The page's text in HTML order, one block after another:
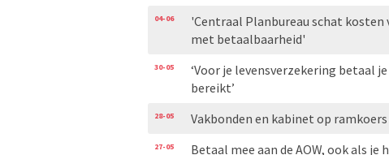
04-06
'Centraal Planbureau schat
met betaalbaarheid'
30-05
‘Voor je levensverzekering betaal
bereikt’
28-05 Vakbonden en kabinet op
27-05 Betaal mee aan de AOW, ook als je